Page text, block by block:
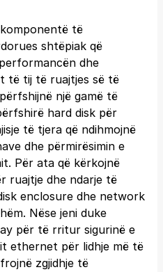
të
shtëpiak që
dhe
të tij të ruajtjes së të
një gamë të
hard disk për
të tjera që ndihmojnë
dhe përmirësimin e
Për ata që kërkojnë
ruajtje dhe ndarje të
enclosure dhe network
Nëse jeni duke
për të rritur sigurinë e
ethernet për lidhje më të
zgjidhje të